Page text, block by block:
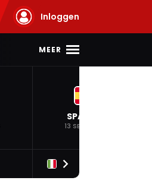
Inloggen
MEER
SPANJE
13 SEP. 2026